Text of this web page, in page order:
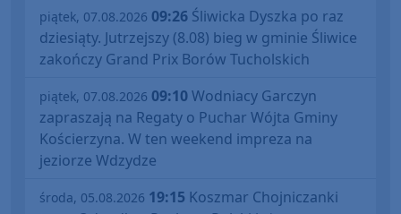
piątek, 07.08.2026 09:26 Śliwicka Dyszka po raz
dziesiąty. Jutrzejszy (8.08) bieg w gminie Śliwice
zakończy Grand Prix Borów Tucholskich
piątek, 07.08.2026 09:10Wodniacy Garczyn
zapraszają na Regaty o Puchar Wójta Gminy
Kościerzyna. W ten weekend impreza na
jeziorze Wdzydze
środa, 05.08.2026 19:15 Koszmar Chojniczanki